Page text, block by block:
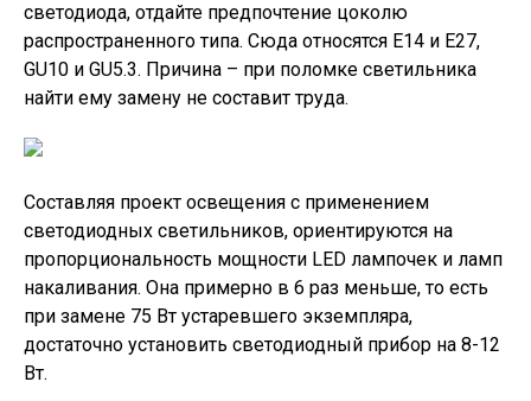
светодиода, отдайте предпочтение цоколю
распространенного типа. Сюда относятся Е14 и Е27,
GU10 и GU5.3. Причина – при поломке светильника
найти ему замену не составит труда.
Составляя проект освещения с применением
светодиодных светильников, ориентируются на
пропорциональность мощности LED лампочек и ламп
накаливания. Она примерно в 6 раз меньше, то есть
при замене 75 Вт устаревшего экземпляра,
достаточно установить светодиодный прибор на 8-12
Вт.